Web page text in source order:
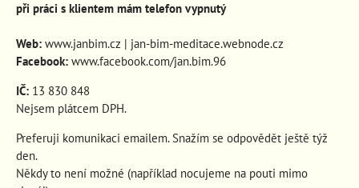
při práci s klientem mám telefon vypnutý
Web: www.janbim.cz | jan-bim-meditace.webnode.cz
Facebook: www.facebook.com/jan.bim.96
IČ: 13 830 848
Nejsem plátcem DPH.
Preferuji komunikaci emailem. Snažím se odpovědět ještě týž
den.
Někdy to není možné (například nocujeme na pouti mimo